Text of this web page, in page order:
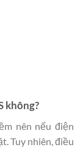
không?
nên nếu điện
Tuy nhiên, điều